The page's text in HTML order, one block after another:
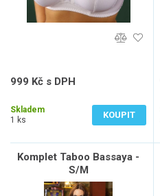
999 Kč s DPH
Skladem
1 ks
KOUPIT
Komplet Taboo Bassaya -
S/M